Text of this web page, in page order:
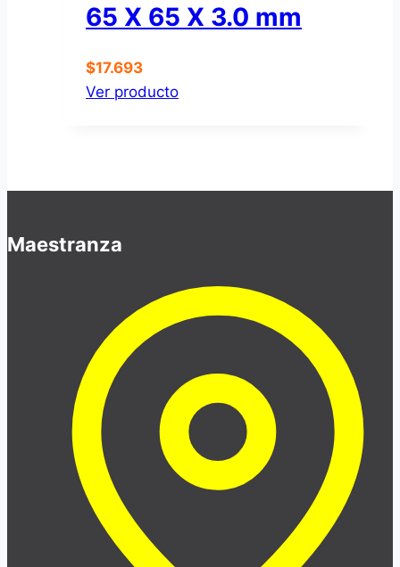
65 X 65 X 3.0 mm
$17.693
Ver producto
Maestranza